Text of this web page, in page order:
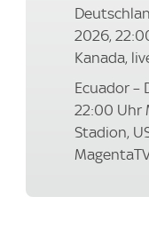
2026,
Kanada,
Ecuador –
22:00 Uhr
Stadion,